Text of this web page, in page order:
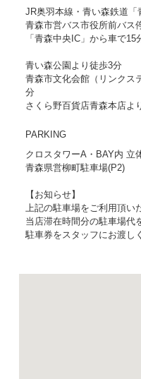
JR奥羽本線・青い森鉄道
青森市営バス市役所前バス
「青森中央IC」から車で15
青い森公園より徒歩3分
青森市文化会館（リンクス
分
さくら野百貨店青森本店よ
PARKING
クロスタワーA・BAY内 立
青森県営柳町駐車場(P2)
【お知らせ】
上記の駐車場をご利用頂い
当店滞在時間分の駐車場代
駐車券をスタッフにお渡し